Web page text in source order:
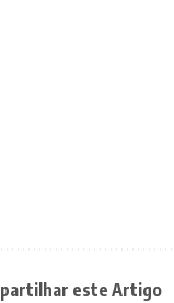
este Artigo